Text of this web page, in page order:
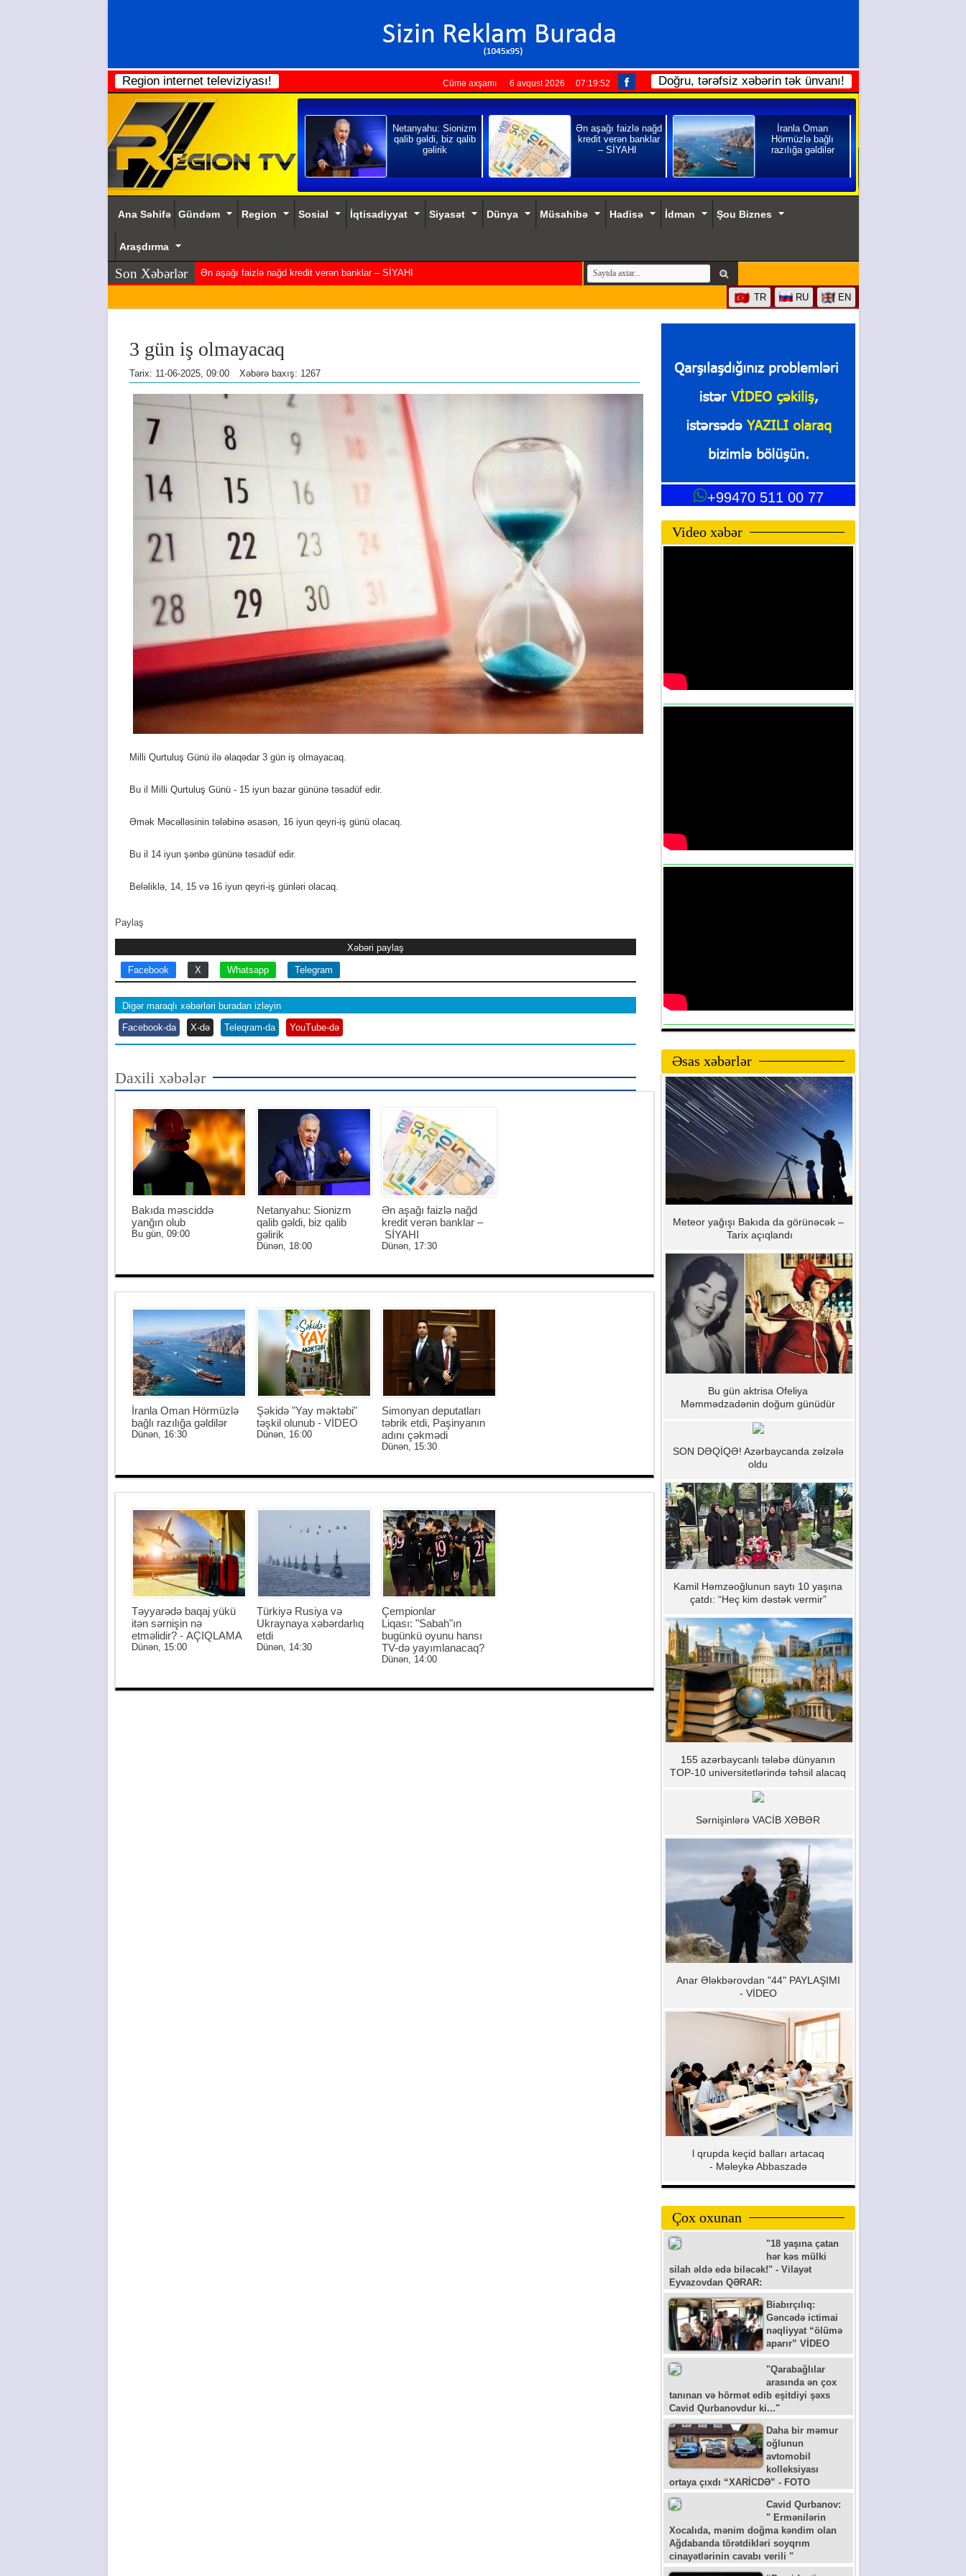
Region internet televiziyası! Cümə axşamı 6 avqust 2026 07:19:53 Doğru, tərəfsiz xəbərin tək ünvanı!
Netanyahu: Sionizm
qalib gəldi, biz qalib
gəlirik
Ən aşağı faizlə nağd
kredit verən banklar
– SİYAHI
İranla Oman
Hörmüzlə bağlı
razılığa gəldilər
Ana Səhifə Gündəm Region Sosial İqtisadiyyat Siyasət Dünya Müsahibə Hadisə İdman Şou Biznes
Araşdırma
Son Xəbərlər Ən aşağı faizlə nağd kredit verən banklar – SİYAHI
TR RU EN
3 gün iş olmayacaq
Tarix: 11-06-2025, 09:00 Xəbərə baxış: 1267
Milli Qurtuluş Günü ilə əlaqədar 3 gün iş olmayacaq.
Bu il Milli Qurtuluş Günü - 15 iyun bazar gününə təsadüf edir.
Əmək Məcəlləsinin tələbinə əsasən, 16 iyun qeyri-iş günü olacaq.
Bu il 14 iyun şənbə gününə təsadüf edir.
Beləliklə, 14, 15 və 16 iyun qeyri-iş günləri olacaq.
Paylaş
Xəbəri paylaş
Facebook X Whatsapp Telegram
Digər maraqlı xəbərləri buradan izləyin
Facebook-da
X-də Teleqram-da YouTube-də
Daxili xəbələr
Bakıda məsciddə
yanğın olub
Bu gün, 09:00
Netanyahu: Sionizm
qalib gəldi, biz qalib
gəlirik
Dünən, 18:00
Ən aşağı faizlə nağd
kredit verən banklar –
SİYAHI
Dünən, 17:30
İranla Oman Hörmüzlə
bağlı razılığa gəldilər
Dünən, 16:30
Şəkidə "Yay məktəbi"
təşkil olunub - VİDEO
Dünən, 16:00
Simonyan deputatları
təbrik etdi, Paşinyanın
adını çəkmədi
Dünən, 15:30
Təyyarədə baqaj yükü
itən sərnişin nə
etməlidir? - AÇIQLAMA
Dünən, 15:00
Türkiyə Rusiya və
Ukraynaya xəbərdarlıq
etdi
Dünən, 14:30
Çempionlar
Liqası: "Sabah"ın
bugünkü oyunu hansı
TV-də yayımlanacaq?
Dünən, 14:00
+99470 511 00 77
Video xəbər
Əsas xəbərlər
Meteor yağışı Bakıda da görünəcək –
Tarix açıqlandı
Bu gün aktrisa Ofeliya
Məmmədzadənin doğum günüdür
SON DƏQİQƏ! Azərbaycanda zəlzələ
oldu
Kamil Həmzəoğlunun saytı 10 yaşına
çatdı: “Heç kim dəstək vermir”
155 azərbaycanlı tələbə dünyanın
TOP-10 universitetlərində təhsil alacaq
Sərnişinlərə VACİB XƏBƏR
Anar Ələkbərovdan "44" PAYLAŞIMI
- VİDEO
l qrupda keçid balları artacaq
- Məleykə Abbaszadə
Çox oxunan
"18 yaşına çatan
hər kəs mülki
silah əldə edə biləcək!" - Vilayət
Eyvazovdan QƏRAR:
Biabırçılıq:
Gəncədə ictimai
nəqliyyat “ölümə
aparır” VİDEO
"Qarabağlılar
arasında ən çox
tanınan və hörmət edib eşitdiyi şəxs
Cavid Qurbanovdur ki..."
Daha bir məmur
oğlunun
avtomobil
kolleksiyası
ortaya çıxdı “XARİCDƏ” - FOTO
Cavid Qurbanov:
" Ermənilərin
Xocalıda, mənim doğma kəndim olan
Ağdabanda törətdikləri soyqrım
cinayətlərinin cavabı verili "